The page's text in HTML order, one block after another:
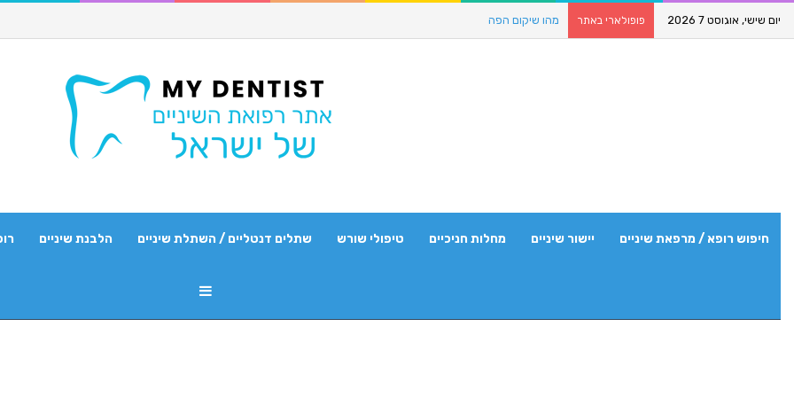
יום שישי, אוגוסט 7 2026 פופולארי באתר מהו שיקום הפה
חיפוש רופא / מרפאת שיניים יישור שיניים מחלות חניכיים טיפולי שורש שתלים דנטליים / השתלת שיניים הלבנת שיניים